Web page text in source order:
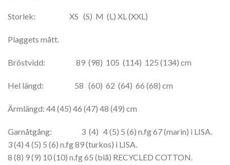
Storlek: XS (S) M (L) XL (XXL)
Plaggets mått.
Bröstvidd: 89 (98) 105 (114) 125 (134) cm
Hel längd: 58 (60) 62 (64) 66 (68) cm
Ärmlängd: 44 (45) 46 (47) 48 (49) cm
Garnåtgång: 3 (4) 4 (5) 5 (6) n.fg 67 (marin) i LISA.
3 (4) 4 (5) 5 (6) n.fg 89 (turkos) i LISA.
8 (8) 9 (9) 10 (10) n.fg 65 (blå) RECYCLED COTTON.